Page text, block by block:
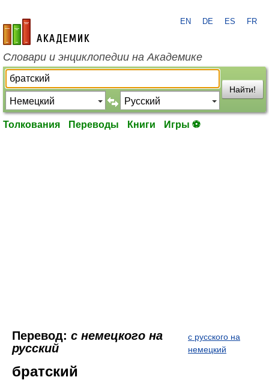
academic.ru
EN DE ES FR
Словари и энциклопедии на Академике
Найти!
Толкования Переводы Книги Игры ⚽
Перевод: с немецкого на
русский
с русского на
немецкий
братский